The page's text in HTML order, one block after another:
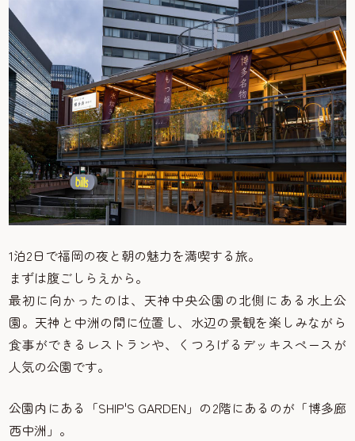
1泊2日で福岡の夜と朝の魅力を満喫する旅。
まずは腹ごしらえから。
最初に向かったのは、天神中央公園の北側にある水上公
園。天神と中洲の間に位置し、水辺の景観を楽しみながら
食事ができるレストランや、くつろげるデッキスペースが
人気の公園です。
公園内にある「SHIP'S GARDEN」の2階にあるのが「博多廊
西中洲」。